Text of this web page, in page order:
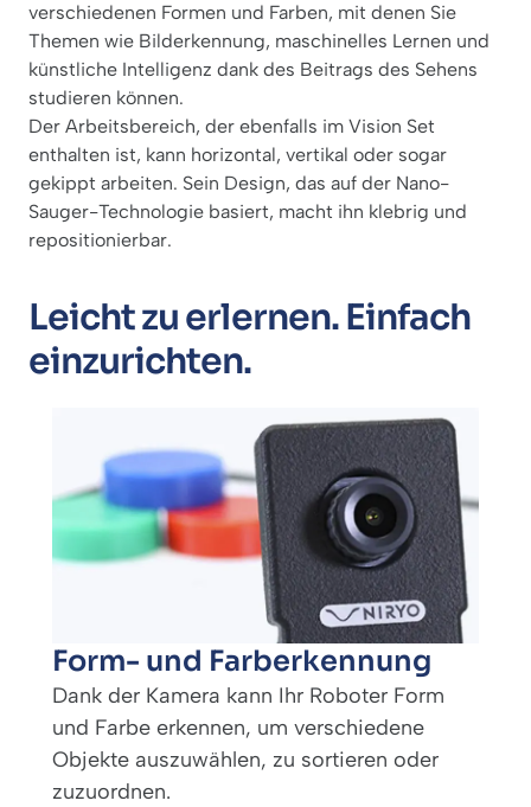
verschiedenen Formen und Farben, mit denen Sie
Themen wie Bilderkennung, maschinelles Lernen und
künstliche Intelligenz dank des Beitrags des Sehens
studieren können.
Der Arbeitsbereich, der ebenfalls im Vision Set
enthalten ist, kann horizontal, vertikal oder sogar
gekippt arbeiten. Sein Design, das auf der Nano-
Sauger-Technologie basiert, macht ihn klebrig und
repositionierbar.
Leicht zu erlernen. Einfach
einzurichten.
Form- und Farberkennung
Dank der Kamera kann Ihr Roboter Form
und Farbe erkennen, um verschiedene
Objekte auszuwählen, zu sortieren oder
zuzuordnen.